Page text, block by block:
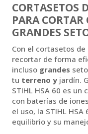
CORTASETOS
PARA
GRANDES
Con el cortasetos de
recortar de forma
incluso grandes
tu terreno y jardín.
STIHL HSA 60 es
con baterías de
el uso, la STIHL
equilibrio y su